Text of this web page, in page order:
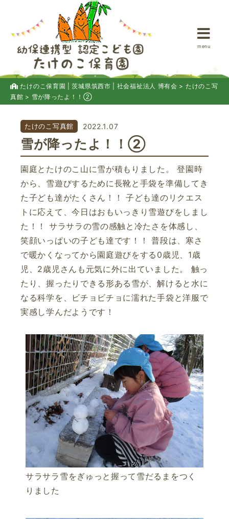
menu
たけのこ保育園 | 茨城県筑西市 | 社会福祉法人 博有会 > たけのこ写
真館 > 雪が降ったよ！！②
たけのこ写真館 2022.1.07
雪が降ったよ！！②
園庭とたけのこ山に雪が積もりました。 登園時
から、雪遊びするために長靴と手袋を準備してき
た子ども達がたくさん！！ 子ども達のリクエス
トに応えて、今日はおもいっきり雪遊びをしまし
た！！ サラサラの雪の感触と冷たさを体感し、
笑顔いっぱいの子ども達です！！ 普段は、寒さ
で暖かくなってから園庭遊びをする0歳児、1歳
児、2歳児さんも元気に外に出ていました。 触っ
たり、握ったりできる形ある雪が、解けると水に
なる科学を、ビチョビチョに濡れた手袋と洋服で
実感し学んだようです！
サラサラ雪をぎゅっと握って雪だるまをつく
りました